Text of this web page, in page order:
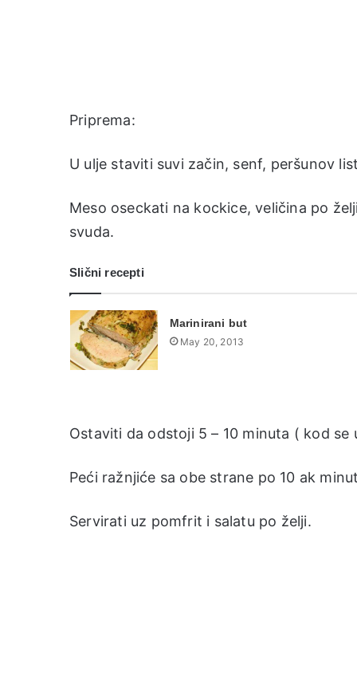
Priprema:
U ulje staviti suvi začin, senf, peršunov
Meso oseckati na kockice, veličina po
svuda.
Slični recepti
Marinirani but
May 20, 2013
Ostaviti da odstoji 5 – 10 minuta ( kod se
Peći ražnjiće sa obe strane po 10 ak
Servirati uz pomfrit i salatu po želji.